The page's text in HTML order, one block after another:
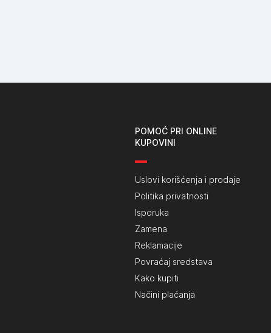
POMOĆ PRI ONLINE
KUPOVINI
Uslovi korišćenja i prodaje
Politika privatnosti
Isporuka
Zamena
Reklamacije
Povraćaj sredstava
Kako kupiti
Načini plaćanja